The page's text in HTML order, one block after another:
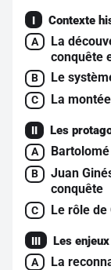
Se connecter
I Contexte
A
La
conquête
B Le
C La
II Les
A
B
Juan
conquête
C Le rôle de
III Les
A La